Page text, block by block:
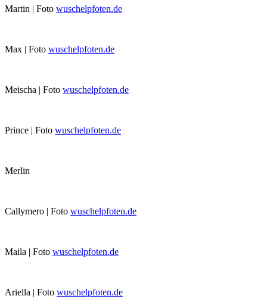
Martin | Foto wuschelpfoten.de
Max | Foto wuschelpfoten.de
Meischa | Foto wuschelpfoten.de
Prince | Foto wuschelpfoten.de
Merlin
Callymero | Foto wuschelpfoten.de
Maila | Foto wuschelpfoten.de
Ariella | Foto wuschelpfoten.de